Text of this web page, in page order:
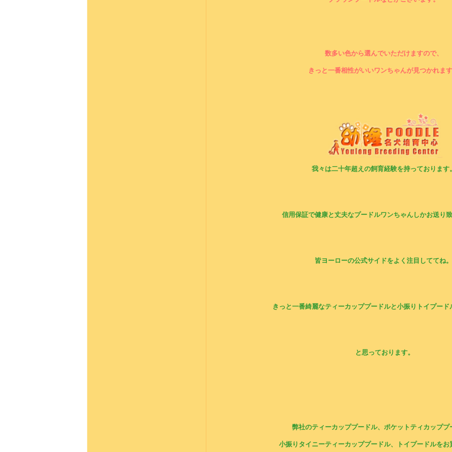
数多い色から選んでいただけますので、
きっと一番相性がいいワンちゃんが見つかれます
我々は二十年超えの飼育経験を持っております。
信用保証で健康と丈夫なプードルワンちゃんしかお送り致
皆ヨーローの公式サイドをよく注目しててね。
きっと一番綺麗なティーカッププードルと小振りトイプード
と思っております。
弊社のティーカッププードル、ポケットティカッププ
小振りタイニーティーカッププードル、トイプードルをお